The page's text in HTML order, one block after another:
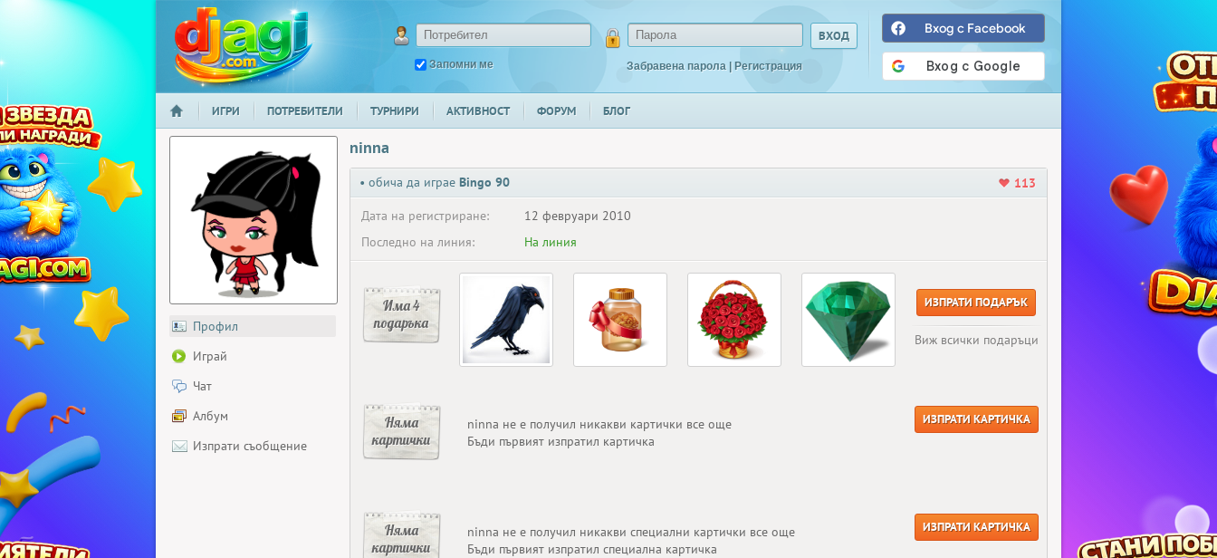
Запомни ме Забравена парола | Регистрация
Вход с Facebook
НАЧАЛО
ИГРИ ПОТРЕБИТЕЛИ ТУРНИРИ АКТИВНОСТ ФОРУМ БЛОГ
Профил
Играй
Чат
Албум
Изпрати съобщение
ninna
• обича да играе Bingo 90
113
Дата на регистриране:
12 февруари 2010
Последно на линия:
На линия
Има 4
подаръка
ИЗПРАТИ ПОДАРЪК
Виж всички подаръци
Няма
картички
ninna не е получил никакви картички все още
Бъди първият изпратил картичка
ИЗПРАТИ КАРТИЧКА
Няма
картички
ninna не е получил никакви специални картички все още
Бъди първият изпратил специална картичка
ИЗПРАТИ КАРТИЧКА